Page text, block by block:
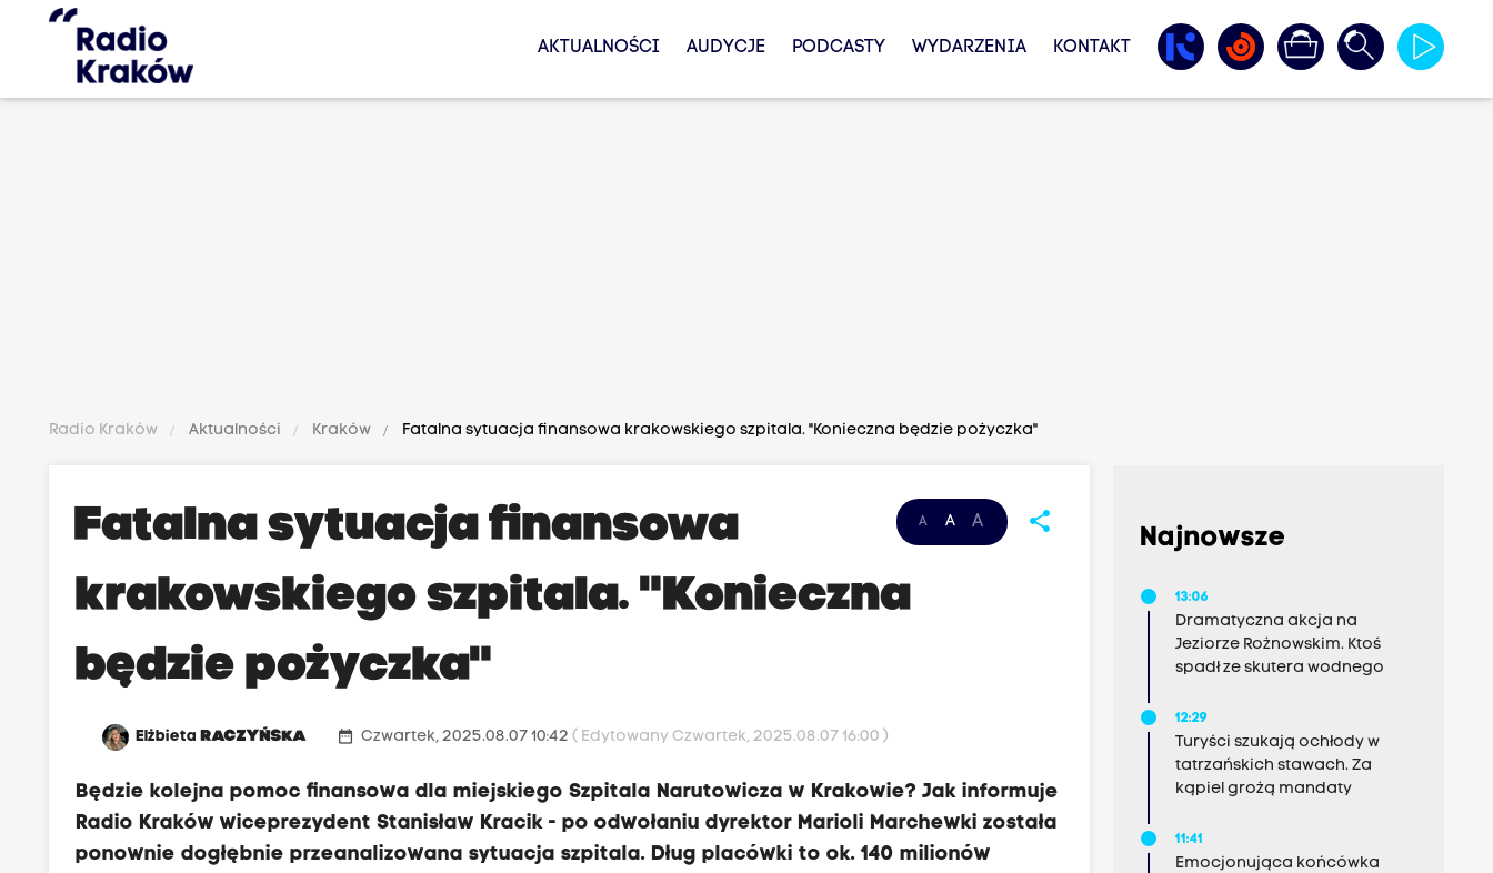
AKTUALNOŚCI AUDYCJE PODCASTY WYDARZENIA KONTAKT
Radio Kraków Aktualności Kraków Fatalna sytuacja finansowa krakowskiego szpitala. "Konieczna będzie pożyczka"
A A A share
Fatalna sytuacja finansowa
krakowskiego szpitala. "Konieczna
będzie pożyczka"
ElżbietaRACZYŃSKA date_range Czwartek, 2025.08.07 10:42( Edytowany Czwartek, 2025.08.07 16:00 )
Będzie kolejna pomoc finansowa dla miejskiego Szpitala Narutowicza w Krakowie? Jak informuje
Radio Kraków wiceprezydent Stanisław Kracik - po odwołaniu dyrektor Marioli Marchewki została
ponownie dogłębnie przeanalizowana sytuacja szpitala. Dług placówki to ok. 140 milionów
Najnowsze
13:06
Dramatyczna akcja na
Jeziorze Rożnowskim. Ktoś
spadł ze skutera wodnego
12:29
Turyści szukają ochłody w
tatrzańskich stawach. Za
kąpiel grożą mandaty
11:41
Emocjonująca końcówka